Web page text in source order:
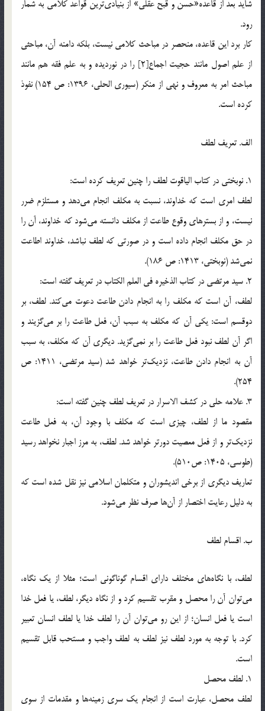
شايد بعد از قاعده‏«حسن و قبح عقلي‏» از بنيادي‌ترين قواعد كلامي به شمار
رود.
كار برد اين قاعده، منحصر در مباحث كلامي نيست، بلكه دامنه آن، مباحثي
از علم اصول مانند حجيت اجماع[2] را در نورديده و به علم فقه هم مانند
مباحث امر به معروف و نهي از منكر (سيوري الحلي، 1396: ص 154) نفوذ
كرده است.
الف. تعريف لطف
1. نوبختي در كتاب الياقوت لطف را چنين تعريف كرده است:
لطف امري است كه خداوند، نسبت به مكلف انجام مي‌دهد و مستلزم ضرر
نيست، و از بستر‌هاي وقوع طاعت از مكلف دانسته مي‌شود كه خداوند، آن را
در حق مكلف انجام داده است و در صورتي كه لطف نباشد، خداوند اطاعت
نمي‌شد (نوبختي، 1413: ص 186).
2. سيد مرتضي در كتاب الذخيره في العلم الكتاب در تعريف گفته است:
لطف، آن است كه مكلف را به انجام دادن طاعت دعوت مي‌كند. لطف، بر
دوقسم است: يكي آن كه مكلف به سبب آن، فعل طاعت را بر مي‌گزيند و
اگر آن لطف نبود فعل طاعت را بر نمي‌گزيد. ديگري آن كه مكلف، به سبب
آن به انجام دادن طاعت، نزديك‌تر خواهد شد (سيد مرتضي، 1411: ص
254).
3. علامه حلي در كشف الاسرار در تعريف لطف چنين گفته است:
مقصود ما از لطف، چيزي است كه مكلف با وجود آن، به فعل طاعت
نزديك‌تر و از فعل معصيت دور‌تر خواهد شد. لطف، به مرز اجبار نخواهد رسيد
(طوسي، 1405: ص510).
تعاريف ديگري از برخي انديشوران و متكلمان اسلامي نيز نقل شده است كه
به دليل رعايت اختصار از آن‌ها صرف نظر مي‌شود.
ب. اقسام لطف
لطف، با نگاه‌هاي مختلف داراي اقسام گوناگوني است؛ مثلا از يك نگاه،
مي‌توان آن را محصل و مقرب تقسيم كرد و از نگاه ديگر، لطف، يا فعل خدا
است يا فعل انسان؛ از اين رو مي‌توان آن را لطف خدا يا لطف انسان تعبير
كرد. با توجه به مورد لطف نيز لطف به لطف واجب و مستحب قابل تقسيم
است.
1. لطف محصل
لطف محصل، عبارت است از انجام يك سري زمينه‌ها و مقدمات از سوي